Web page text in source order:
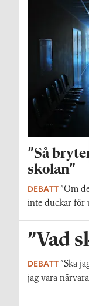
”Så
skolan”
DEBATT ”Om
inte duckar för
”Vad
DEBATT ”Ska
jag vara